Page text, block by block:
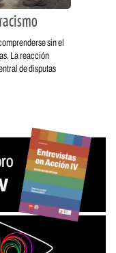
sin el
La reacción
de disputas